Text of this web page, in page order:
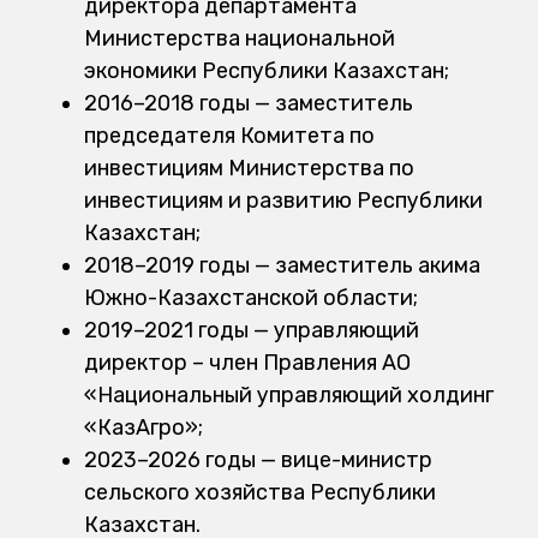
директора департамента
Министерства национальной
экономики Республики Казахстан;
2016–2018 годы — заместитель
председателя Комитета по
инвестициям Министерства по
инвестициям и развитию Республики
Казахстан;
2018–2019 годы — заместитель акима
Южно-Казахстанской области;
2019–2021 годы — управляющий
директор – член Правления АО
«Национальный управляющий холдинг
«КазАгро»;
2023–2026 годы — вице-министр
сельского хозяйства Республики
Казахстан.